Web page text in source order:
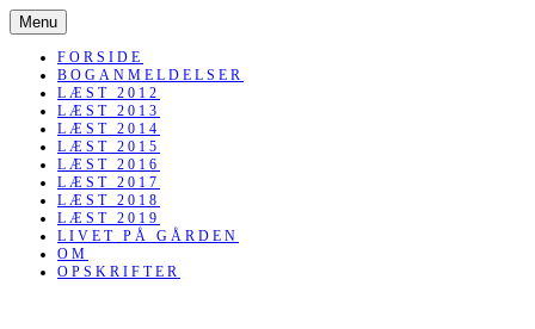
Menu SKIP
TO
CONTENT
FORSIDE
BOGANMELDELSER
LÆST 2012
LÆST 2013
LÆST 2014
LÆST 2015
LÆST 2016
LÆST 2017
LÆST 2018
LÆST 2019
LIVET PÅ GÅRDEN
OM
OPSKRIFTER